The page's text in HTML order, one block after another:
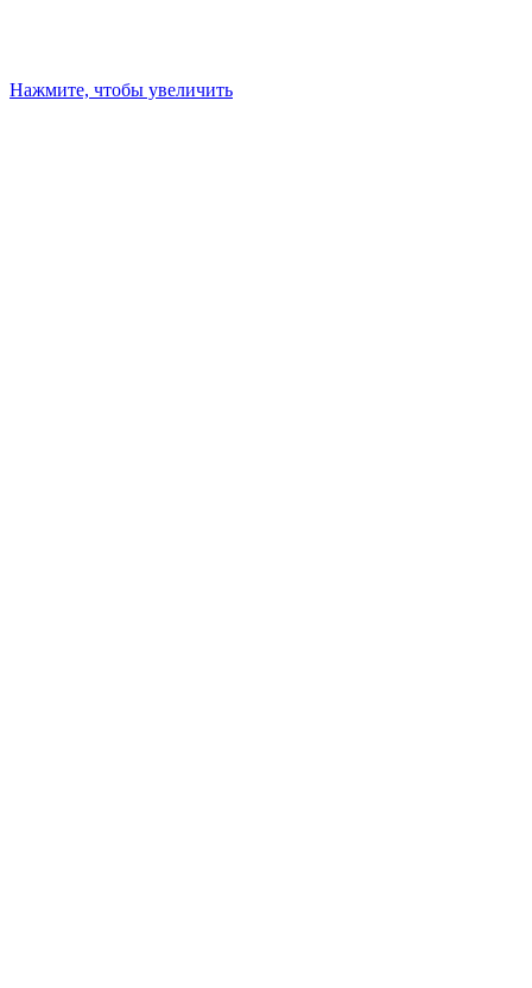
Нажмите, чтобы увеличить